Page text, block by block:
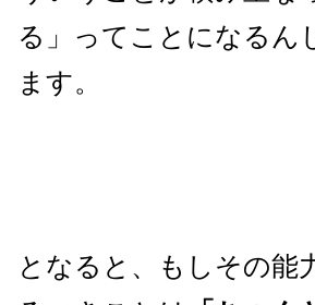
る」ってことになるん
ます。
となると、もしその能